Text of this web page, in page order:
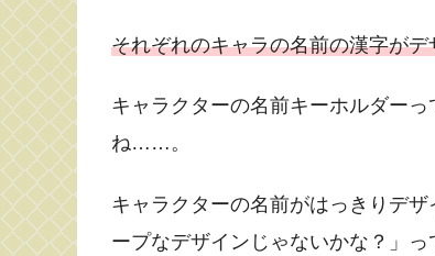
それぞれのキャラの名前の漢字が
キャラクターの名前キーホルダー
ね……。
キャラクターの名前がはっきりデ
ープなデザインじゃないかな？」っ